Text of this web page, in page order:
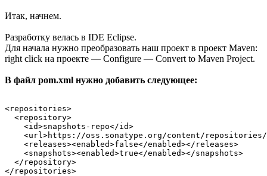
Итак, начнем.
Разработку велась в IDE Eclipse.
Для начала нужно преобразовать наш проект в проект Maven:
right click на проекте — Configure — Convert to Maven Project.
В файл pom.xml нужно добавить следующее:
<repositories>
  <repository>
    <id>snapshots-repo</id>
<url>https://oss.sonatype.org/content/
    <releases><enabled>false</enabled></releases>
    <snapshots><enabled>true</enabled></snapshots>
  </repository>
</repositories>